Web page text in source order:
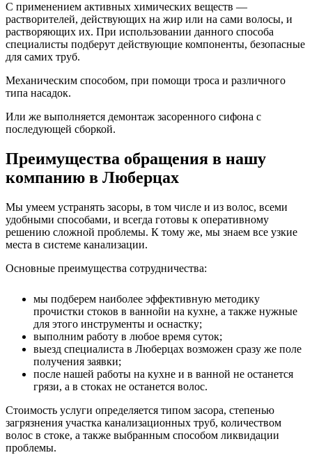
С применением активных химических веществ —
растворителей, действующих на жир или на сами волосы, и
растворяющих их. При использовании данного способа
специалисты подберут действующие компоненты, безопасные
для самих труб.
Механическим способом, при помощи троса и различного
типа насадок.
Или же выполняется демонтаж засоренного сифона с
последующей сборкой.
Преимущества обращения в нашу
компанию в Люберцах
Мы умеем устранять засоры, в том числе и из волос, всеми
удобными способами, и всегда готовы к оперативному
решению сложной проблемы. К тому же, мы знаем все узкие
места в системе канализации.
Основные преимущества сотрудничества:
мы подберем наиболее эффективную методику
прочистки стоков в ваннойи на кухне, а также нужные
для этого инструменты и оснастку;
выполним работу в любое время суток;
выезд специалиста в Люберцах возможен сразу же поле
получения заявки;
после нашей работы на кухне и в ванной не останется
грязи, а в стоках не останется волос.
Стоимость услуги определяется типом засора, степенью
загрязнения участка канализационных труб, количеством
волос в стоке, а также выбранным способом ликвидации
проблемы.